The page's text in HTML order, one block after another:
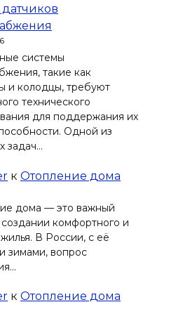
системы
такие как
и колодцы, требуют
технического
для поддержания их
Одной из
задач…
к Отопление дома
дома — это важный
создании комфортного и
В России, с её
зимами, вопрос
к Отопление дома